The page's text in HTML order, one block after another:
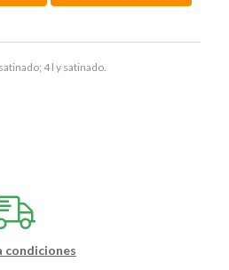
4 l y satinado.
condiciones